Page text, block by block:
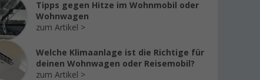
Truma VarioHeat
Eco CP Plus
Heizung
1.299,- €
UVP 1.589,- €
inkl. CP Plus
Bedienteil 3700 W
Tipps gegen Hitze im Wohnmobil oder
Wohnwagen
zum Artikel
Welche Klimaanlage ist die Richtige für
deinen Wohnwagen oder Reisemobil?
zum Artikel